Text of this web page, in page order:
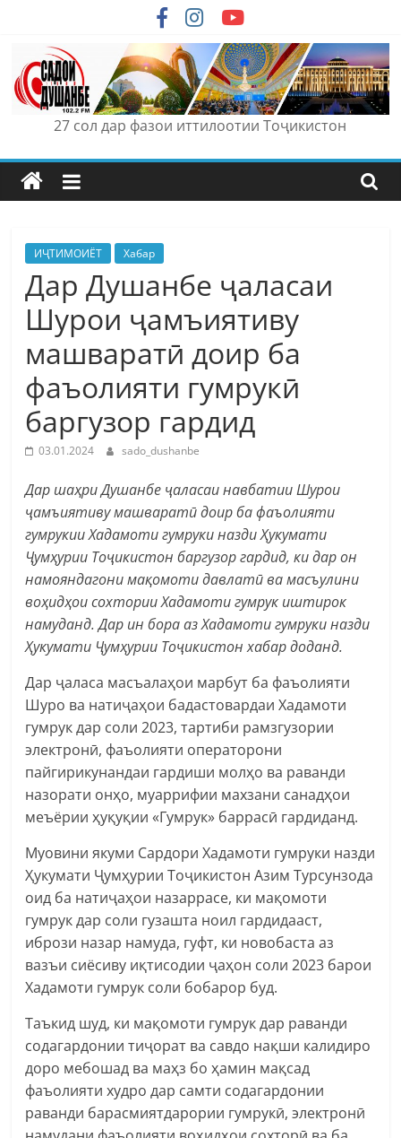
content
27 сол дар фазои иттилоотии Тоҷикистон
ИҶТИМОИЁТ Хабар
Дар Душанбе ҷаласаи
Шурои ҷамъиятиву
машваратӣ доир ба
фаъолияти гумрукӣ
баргузор гардид
03.01.2024 sado_dushanbe
Дар шаҳри Душанбе ҷаласаи навбатии Шурои
ҷамъиятиву машваратӣ доир ба фаъолияти
гумрукии Хадамоти гумруки назди Ҳукумати
Ҷумҳурии Тоҷикистон баргузор гардид, ки дар он
намояндагони мақомоти давлатӣ ва масъулини
воҳидҳои сохтории Хадамоти гумрук иштирок
намуданд. Дар ин бора аз Хадамоти гумруки назди
Ҳукумати Ҷумҳурии Тоҷикистон хабар доданд.
Дар ҷаласа масъалаҳои марбут ба фаъолияти
Шуро ва натиҷаҳои бадастовардаи Хадамоти
гумрук дар соли 2023, тартиби рамзгузории
электронӣ, фаъолияти операторони
пайгирикунандаи гардиши молҳо ва раванди
назорати онҳо, муаррифии махзани санадҳои
меъёрии ҳуқуқии «Гумрук» баррасӣ гардиданд.
Муовини якуми Сардори Хадамоти гумруки назди
Ҳукумати Ҷумҳурии Тоҷикистон Азим Турсунзода
оид ба натиҷаҳои назаррасе, ки мақомоти
гумрук дар соли гузашта ноил гардидааст,
ибрози назар намуда, гуфт, ки новобаста аз
вазъи сиёсиву иқтисодии ҷаҳон соли 2023 барои
Хадамоти гумрук соли бобарор буд.
Таъкид шуд, ки мақомоти гумрук дар раванди
содагардонии тиҷорат ва савдо нақши калидиро
доро мебошад ва маҳз бо ҳамин мақсад
фаъолияти худро дар самти содагардонии
раванди барасмиятдарории гумрукӣ, электронӣ